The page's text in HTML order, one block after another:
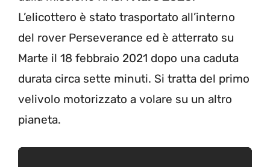
L’elicottero è stato trasportato all’interno
del rover Perseverance ed è atterrato su
Marte il 18 febbraio 2021 dopo una caduta
durata circa sette minuti. Si tratta del primo
velivolo motorizzato a volare su un altro
pianeta.